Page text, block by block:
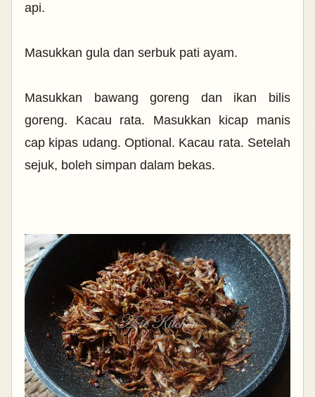
api.
Masukkan gula dan serbuk pati ayam.
Masukkan bawang goreng dan ikan bilis
goreng. Kacau rata. Masukkan kicap manis
cap kipas udang. Optional. Kacau rata. Setelah
sejuk, boleh simpan dalam bekas.